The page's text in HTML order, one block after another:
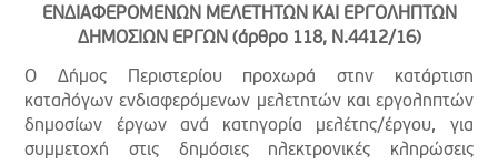
ΕΝΔΙΑΦΕΡΟΜΕΝΩΝ ΜΕΛΕΤΗΤΩΝ ΚΑΙ ΕΡΓΟΛΗΠΤΩΝ
ΔΗΜΟΣΙΩΝ ΕΡΓΩΝ (άρθρο 118, Ν.4412/16)
Ο Δήμος Περιστερίου προχωρά στην κατάρτιση
καταλόγων ενδιαφερόμενων μελετητών και εργοληπτών
δημοσίων έργων ανά κατηγορία μελέτης/έργου, για
συμμετοχή στις δημόσιες ηλεκτρονικές κληρώσεις